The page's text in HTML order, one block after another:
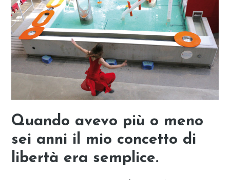
Quando avevo più o meno
sei anni il mio concetto di
libertà era semplice.